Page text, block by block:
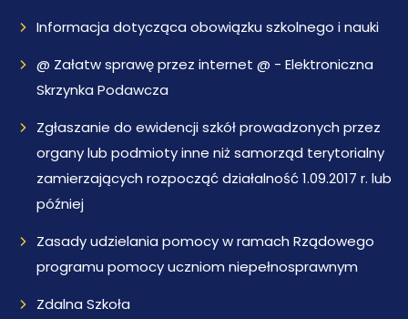
Informacja dotycząca obowiązku szkolnego i nauki
@ Załatw sprawę przez internet @ - Elektroniczna
Skrzynka Podawcza
Zgłaszanie do ewidencji szkół prowadzonych przez
organy lub podmioty inne niż samorząd terytorialny
zamierzających rozpocząć działalność 1.09.2017 r. lub
później
Zasady udzielania pomocy w ramach Rządowego
programu pomocy uczniom niepełnosprawnym
Zdalna Szkoła